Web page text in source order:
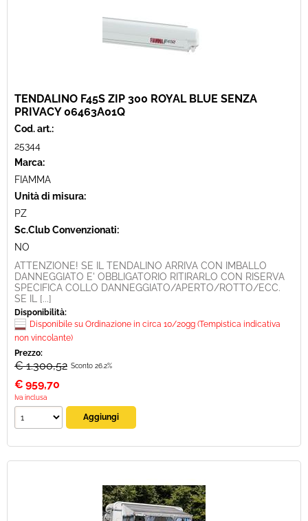
TENDALINO F45S ZIP 300 ROYAL BLUE SENZA
PRIVACY 06463A01Q
Cod. art.:
25344
Marca:
FIAMMA
Unità di misura:
PZ
Sc.Club Convenzionati:
NO
ATTENZIONE! SE IL TENDALINO ARRIVA CON IMBALLO
DANNEGGIATO E' OBBLIGATORIO RITIRARLO CON RISERVA
SPECIFICA COLLO DANNEGGIATO/APERTO/ROTTO/ECC.
SE IL [...]
Disponibilità:
Disponibile su Ordinazione in circa 10/20gg (Tempistica indicativa
non vincolante)
Prezzo:
€ 1.300,52 Sconto 26.2%
€ 959,70
Iva inclusa